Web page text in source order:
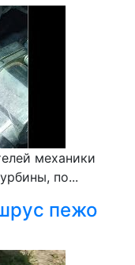
механики
по...
пежо